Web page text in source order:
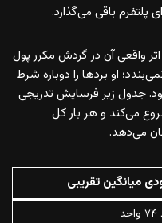
باقی می‌گذارد.
اثر واقعی آن در گردش مکرر پول
او بردها را دوباره شرط
جدول زیر فرسایش تدریجی
که با ۱۰۰ واحد شروع می‌کند و هر بار کل
می‌دهد.
میانگین تقریبی